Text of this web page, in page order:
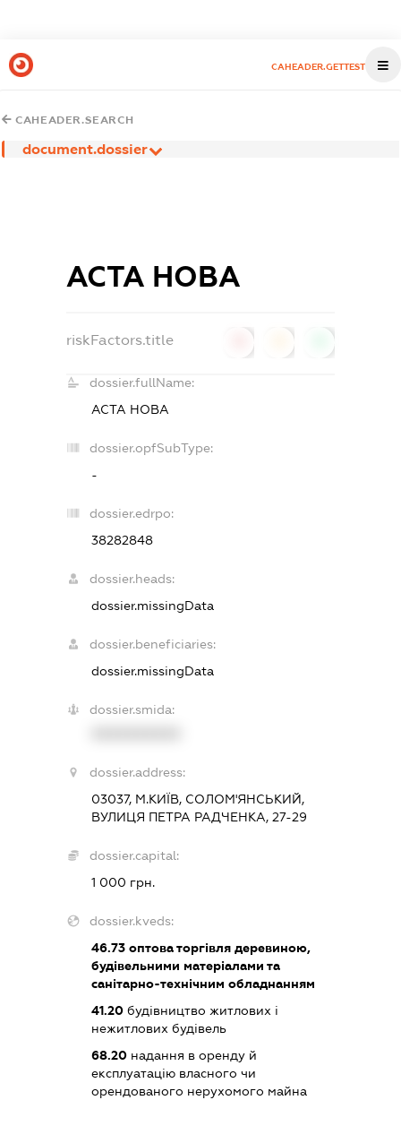
CAHEADER.GETTEST
CAHEADER.SEARCH
document.dossier
АСТА НОВА
riskFactors.title
dossier.fullName:
АСТА НОВА
dossier.opfSubType:
-
dossier.edrpo:
38282848
dossier.heads:
dossier.missingData
dossier.beneficiaries:
dossier.missingData
dossier.smida:
dossier.address:
03037, М.КИЇВ, СОЛОМ'ЯНСЬКИЙ,
ВУЛИЦЯ ПЕТРА РАДЧЕНКА, 27-29
dossier.capital:
1 000 грн.
dossier.kveds:
46.73оптова торгівля деревиною,
будівельними матеріалами та
санітарно-технічним обладнанням
41.20будівництво житлових і
нежитлових будівель
68.20надання в оренду й
експлуатацію власного чи
орендованого нерухомого майна